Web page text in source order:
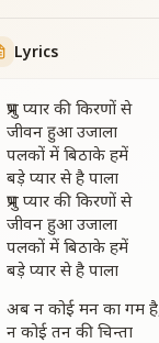
Lyrics
प्रभु प्यार की किरणों से
जीवन हुआ उजाला
पलकों में बिठाके हमें
बड़े प्यार से है पाला
प्रभु प्यार की किरणों से
जीवन हुआ उजाला
पलकों में बिठाके हमें
बड़े प्यार से है पाला
अब न कोई मन का गम
न कोई तन की चिन्ता